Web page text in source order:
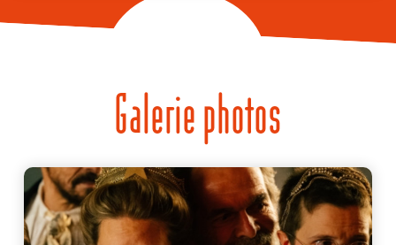
Galerie photos